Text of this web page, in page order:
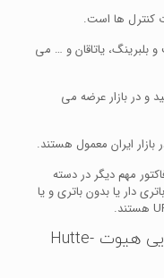
کنترل ها است.
اندکب و بلبرینگ، یاتاقان و … می
و در بازار عرضه می
مهم دیگر در دسته
دار یا بدون باتری و یا
موتور کرکره اتوماتیک 1000کیلویی هیوت Hutte-